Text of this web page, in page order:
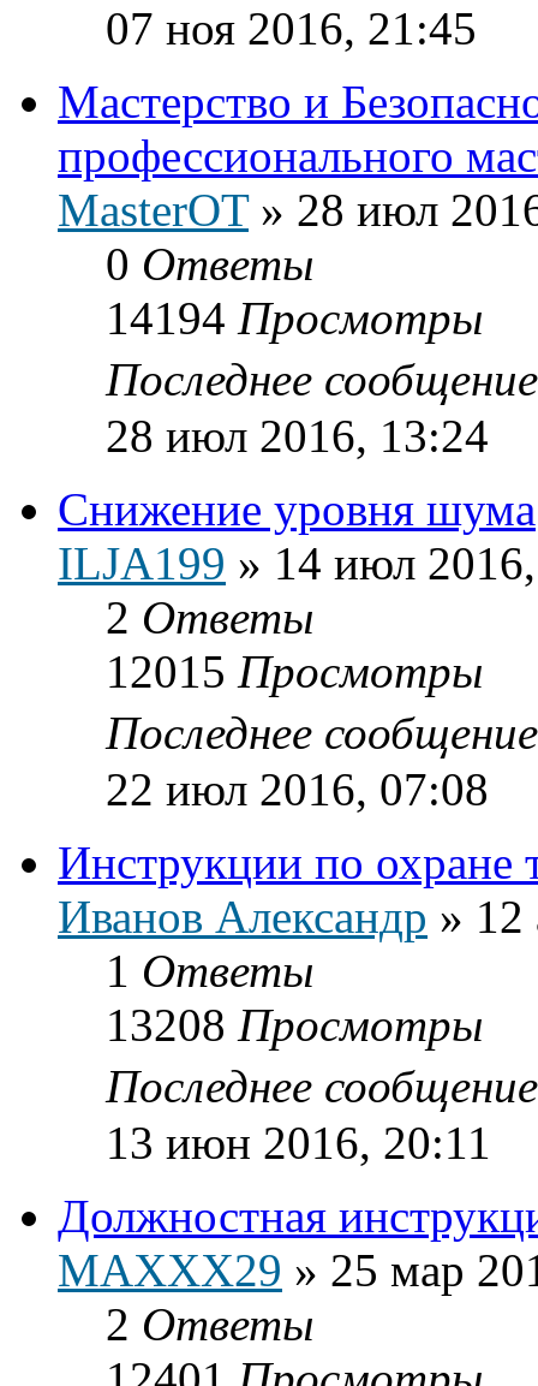
07 ноя 2016, 21:45
Мастерство и
профессионального
MasterOT» 28 июл
0 Ответы
14194 Просмотры
Последнее
28 июл 2016, 13:24
Снижение уровня шума
ILJA199 » 14 июл
2 Ответы
12015 Просмотры
Последнее
22 июл 2016, 07:08
Инструкции по охране
Иванов Александр » 12
1 Ответы
13208 Просмотры
Последнее
13 июн 2016, 20:11
Должностная
MAXXX29 » 25 мар
2 Ответы